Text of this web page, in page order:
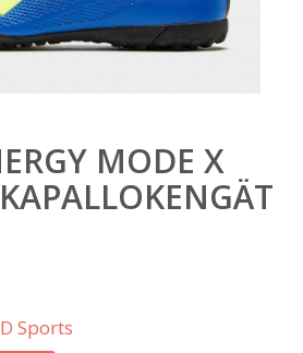
MODE X
Sports